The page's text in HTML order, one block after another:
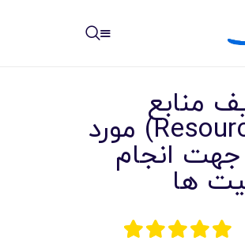
خانه
نوشته ها
منابع
(Resources) مورد
جهت انجام
ها